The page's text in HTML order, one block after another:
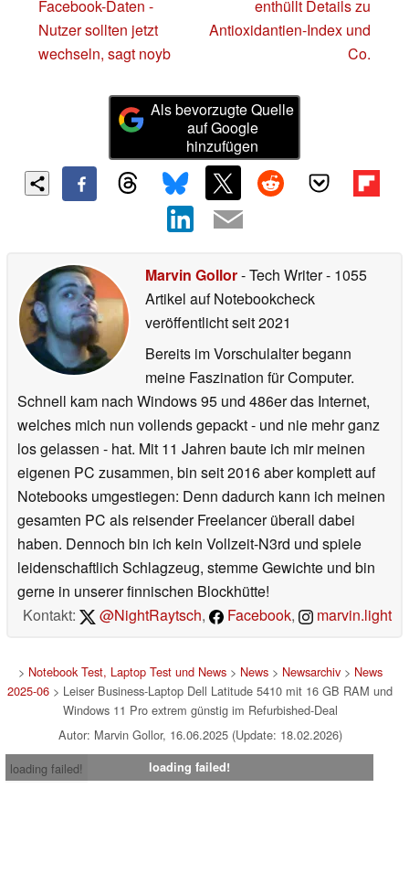
Facebook-Daten -
Nutzer sollten jetzt
wechseln, sagt noyb
enthüllt Details zu
Antioxidantien-Index und
Co.
Als bevorzugte Quelle
auf Google
hinzufügen
Marvin Gollor- Tech Writer- 1055
Artikel auf Notebookcheck
veröffentlichtseit 2021
Bereits im Vorschulalter begann
meine Faszination für Computer.
Schnell kam nach Windows 95 und 486er das Internet,
welches mich nun vollends gepackt - und nie mehr ganz
los gelassen - hat. Mit 11 Jahren baute ich mir meinen
eigenen PC zusammen, bin seit 2016 aber komplett auf
Notebooks umgestiegen: Denn dadurch kann ich meinen
gesamten PC als reisender Freelancer überall dabei
haben. Dennoch bin ich kein Vollzeit-N3rd und spiele
leidenschaftlich Schlagzeug, stemme Gewichte und bin
gerne in unserer finnischen Blockhütte!
Kontakt:
@NightRaytsch, Facebook, marvin.light
> Notebook Test, Laptop Test und News> News> Newsarchiv> News
2025-06 > Leiser Business-Laptop Dell Latitude 5410 mit 16 GB RAM und
Windows 11 Pro extrem günstig im Refurbished-Deal
Autor: Marvin Gollor, 16.06.2025 (Update: 18.02.2026)
loading failed!
loading failed!